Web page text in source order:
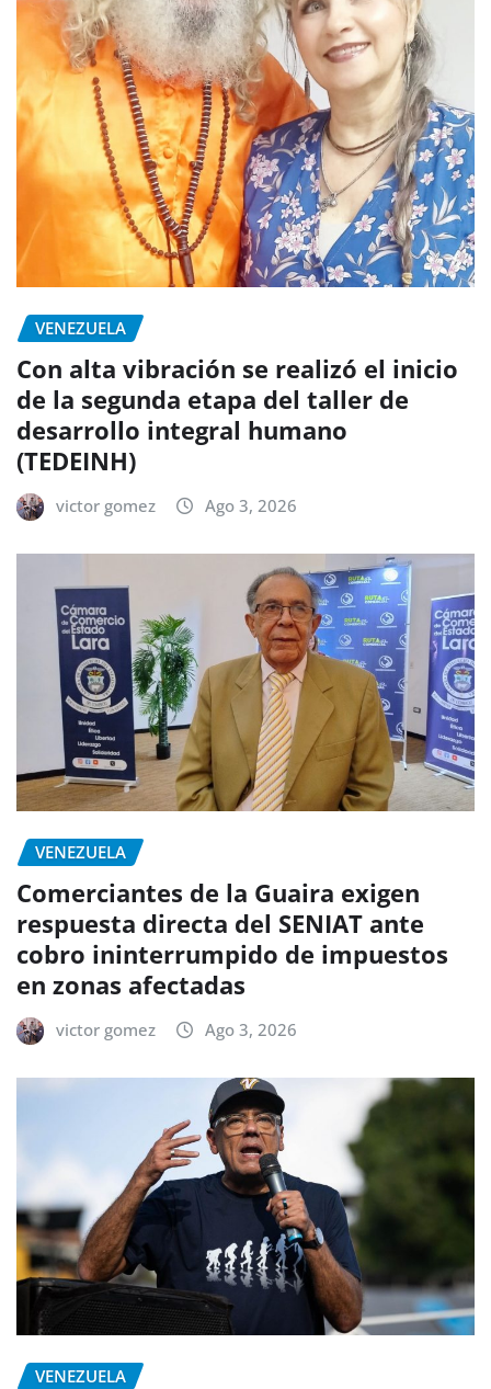
VENEZUELA
Con alta vibración se realizó el inicio
de la segunda etapa del taller de
desarrollo integral humano
(TEDEINH)
victor gomez Ago 3, 2026
VENEZUELA
Comerciantes de la Guaira exigen
respuesta directa del SENIAT ante
cobro ininterrumpido de impuestos
en zonas afectadas
victor gomez Ago 3, 2026
VENEZUELA